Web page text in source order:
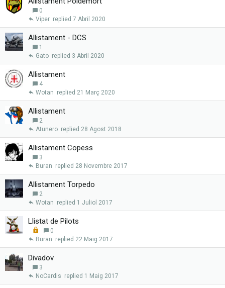
0
7 Abril 2020
Viper
Allistament - DCS
1
3 Abril 2020
Gato
Allistament
4
21 Març 2020
Wotan
Allistament
2
28 Agost 2018
Atunero
Allistament Copess
3
28 Novembre 2017
Buran
Allistament Torpedo
2
1 Juliol 2017
Wotan
Llistat de Pilots
o
c
e
d
0
22 Maig 2017
Buran
Divadov
3
1 Maig 2017
NoCardis